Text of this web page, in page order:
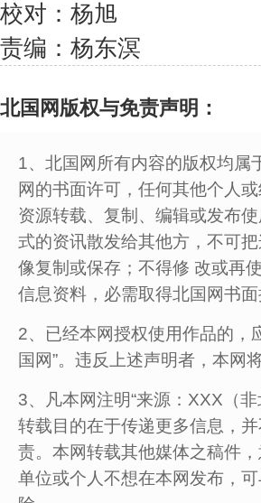
校对：杨旭
责编：杨东溟
北国网版权与免责声明：
1、北国网所有内容的版权均属
网的书面许可，任何其他个人
资源转载、复制、编辑或发布
式的资讯散发给其他方，不可
像复制或保存；不得修 改或再
信息资料，必需取得北国网书
2、已经本网授权使用作品的，
国网”。违反上述声明者，本网
3、凡本网注明“来源：XXX（
转载目的在于传递更多信息，
责。本网转载其他媒体之稿件
单位或个人不想在本网发布，